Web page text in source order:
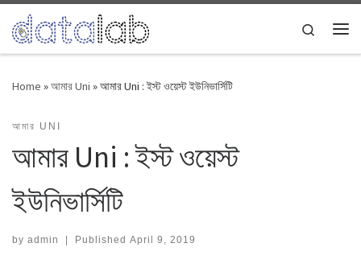
Skip to content
Search
Home »আমার Uni »আমার Uni : ইস্ট ওয়েস্ট ইউনিভার্সিটি
আমার UNI
আমার Uni : ইস্ট ওয়েস্ট
ইউনিভার্সিটি
by admin | Published April 9, 2019